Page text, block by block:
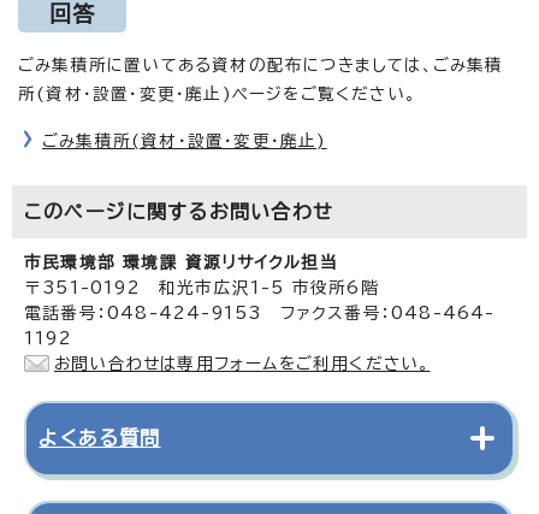
回答
ごみ集積所に置いてある資材の配布につきましては、ごみ集積
所(資材・設置・変更・廃止)ページをご覧ください。
ごみ集積所(資材・設置・変更・廃止)
このページに関する お問い合わせ
市民環境部 環境課 資源リサイクル担当
〒351-0192 和光市広沢1-5 市役所6階
電話番号：048-424-9153 ファクス番号：048-464-
1192
お問い合わせは専用フォームをご利用ください。
よくある質問